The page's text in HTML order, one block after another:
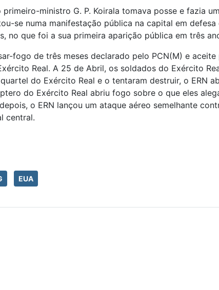
ministro G. P. Koirala tomava posse e fazia
se numa manifestação pública na capital em
no que foi a sua primeira aparição pública em três
fogo de três meses declarado pelo PCN(M) e
Real. A 25 de Abril, os soldados do Exército
do Exército Real e o tentaram destruir, o
do Exército Real abriu fogo sobre o que eles
o ERN lançou um ataque aéreo semelhante
central.
EUA